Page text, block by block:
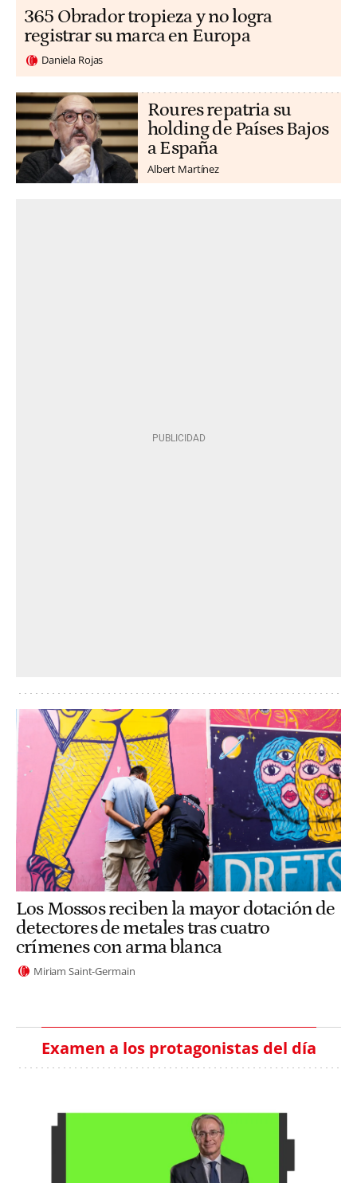
365 Obrador tropieza y no logra
registrar su marca en Europa
Daniela Rojas
Roures repatria su
holding de Países Bajos
a España
Albert Martínez
Los Mossos reciben la mayor dotación de
detectores de metales tras cuatro
crímenes con arma blanca
Miriam Saint-Germain
Examen a los protagonistas del día